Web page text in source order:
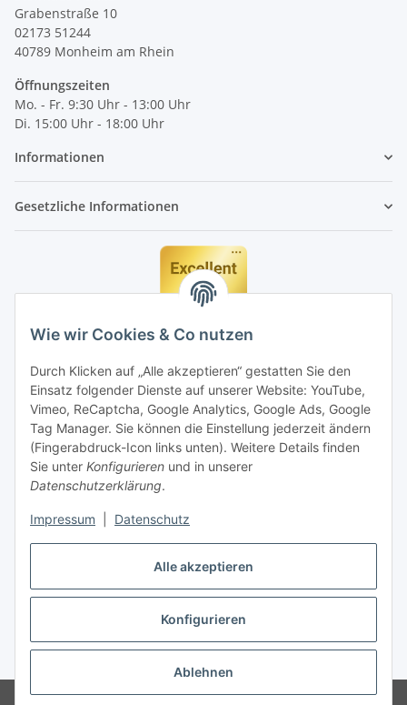
Alle akzeptieren
Konfigurieren
Ablehnen
Wie wir Cookies & Co nutzen
Durch Klicken auf „Alle akzeptieren“ gestatten Sie den
Einsatz folgender Dienste auf unserer Website: YouTube,
Vimeo, ReCaptcha, Google Analytics, Google Ads, Google
Tag Manager. Sie können die Einstellung jederzeit ändern
(Fingerabdruck-Icon links unten). Weitere Details finden
Sie unter Konfigurieren und in unserer
Datenschutzerklärung.
Impressum Datenschutz
Grabenstraße 10
02173 51244
40789 Monheim am Rhein
Öffnungszeiten
Mo. - Fr. 9:30 Uhr - 13:00 Uhr
Di. 15:00 Uhr - 18:00 Uhr
Informationen
Gesetzliche Informationen
* Alle Preise inkl. gesetzlicher MwSt., zzgl.